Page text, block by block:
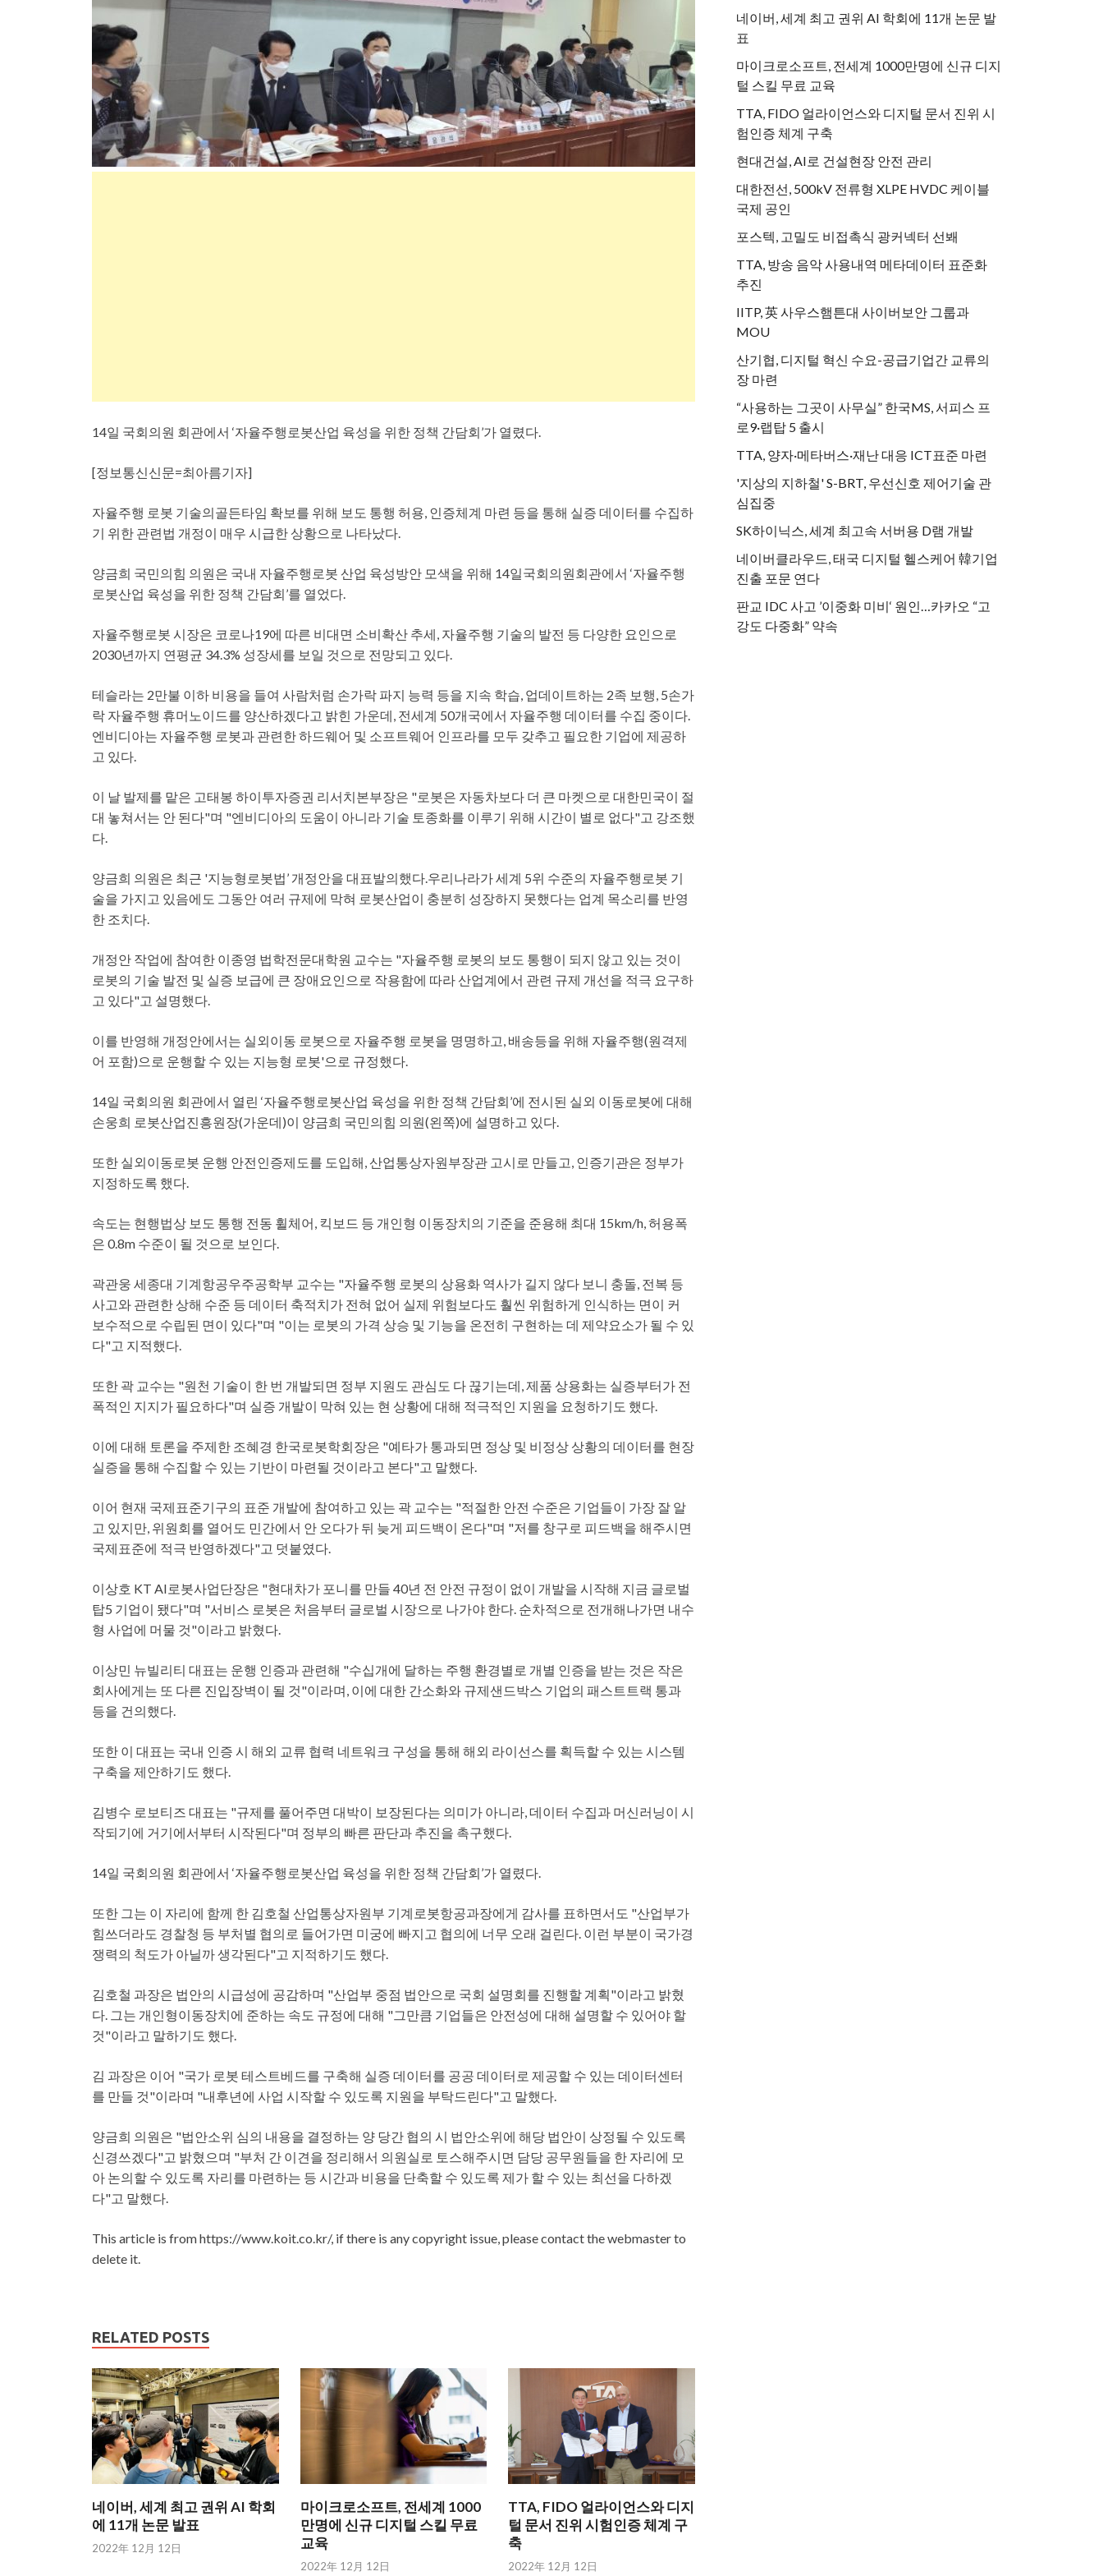
14일 국회의원 회관에서 ‘자율주행로봇산업 육성을 위한 정책 간담회’가 열렸다.
[정보통신신문=최아름기자]
자율주행 로봇 기술의골든타임 확보를 위해 보도 통행 허용, 인증체계 마련 등을 통해 실증 데이터를 수집하
기 위한 관련법 개정이 매우 시급한 상황으로 나타났다.
양금희 국민의힘 의원은 국내 자율주행로봇 산업 육성방안 모색을 위해 14일국회의원회관에서 ‘자율주행
로봇산업 육성을 위한 정책 간담회’를 열었다.
자율주행로봇 시장은 코로나19에 따른 비대면 소비확산 추세, 자율주행 기술의 발전 등 다양한 요인으로
2030년까지 연평균 34.3% 성장세를 보일 것으로 전망되고 있다.
테슬라는 2만불 이하 비용을 들여 사람처럼 손가락 파지 능력 등을 지속 학습, 업데이트하는 2족 보행, 5손가
락 자율주행 휴머노이드를 양산하겠다고 밝힌 가운데, 전세계 50개국에서 자율주행 데이터를 수집 중이다.
엔비디아는 자율주행 로봇과 관련한 하드웨어 및 소프트웨어 인프라를 모두 갖추고 필요한 기업에 제공하
고 있다.
이 날 발제를 맡은 고태봉 하이투자증권 리서치본부장은 "로봇은 자동차보다 더 큰 마켓으로 대한민국이 절
대 놓쳐서는 안 된다"며 "엔비디아의 도움이 아니라 기술 토종화를 이루기 위해 시간이 별로 없다"고 강조했
다.
양금희 의원은 최근 '지능형로봇법’ 개정안을 대표발의했다.우리나라가 세계 5위 수준의 자율주행로봇 기
술을 가지고 있음에도 그동안 여러 규제에 막혀 로봇산업이 충분히 성장하지 못했다는 업계 목소리를 반영
한 조치다.
개정안 작업에 참여한 이종영 법학전문대학원 교수는 "자율주행 로봇의 보도 통행이 되지 않고 있는 것이
로봇의 기술 발전 및 실증 보급에 큰 장애요인으로 작용함에 따라 산업계에서 관련 규제 개선을 적극 요구하
고 있다"고 설명했다.
이를 반영해 개정안에서는 실외이동 로봇으로 자율주행 로봇을 명명하고, 배송등을 위해 자율주행(원격제
어 포함)으로 운행할 수 있는 지능형 로봇'으로 규정했다.
14일 국회의원 회관에서 열린 ‘자율주행로봇산업 육성을 위한 정책 간담회’에 전시된 실외 이동로봇에 대해
손웅희 로봇산업진흥원장(가운데)이 양금희 국민의힘 의원(왼쪽)에 설명하고 있다.
또한 실외이동로봇 운행 안전인증제도를 도입해, 산업통상자원부장관 고시로 만들고, 인증기관은 정부가
지정하도록 했다.
속도는 현행법상 보도 통행 전동 휠체어, 킥보드 등 개인형 이동장치의 기준을 준용해 최대 15km/h, 허용폭
은 0.8m 수준이 될 것으로 보인다.
곽관웅 세종대 기계항공우주공학부 교수는 "자율주행 로봇의 상용화 역사가 길지 않다 보니 충돌, 전복 등
사고와 관련한 상해 수준 등 데이터 축적치가 전혀 없어 실제 위험보다도 훨씬 위험하게 인식하는 면이 커
보수적으로 수립된 면이 있다"며 "이는 로봇의 가격 상승 및 기능을 온전히 구현하는 데 제약요소가 될 수 있
다"고 지적했다.
또한 곽 교수는 "원천 기술이 한 번 개발되면 정부 지원도 관심도 다 끊기는데, 제품 상용화는 실증부터가 전
폭적인 지지가 필요하다"며 실증 개발이 막혀 있는 현 상황에 대해 적극적인 지원을 요청하기도 했다.
이에 대해 토론을 주제한 조혜경 한국로봇학회장은 "예타가 통과되면 정상 및 비정상 상황의 데이터를 현장
실증을 통해 수집할 수 있는 기반이 마련될 것이라고 본다"고 말했다.
이어 현재 국제표준기구의 표준 개발에 참여하고 있는 곽 교수는 "적절한 안전 수준은 기업들이 가장 잘 알
고 있지만, 위원회를 열어도 민간에서 안 오다가 뒤 늦게 피드백이 온다"며 "저를 창구로 피드백을 해주시면
국제표준에 적극 반영하겠다"고 덧붙였다.
이상호 KT AI로봇사업단장은 "현대차가 포니를 만들 40년 전 안전 규정이 없이 개발을 시작해 지금 글로벌
탑5 기업이 됐다"며 "서비스 로봇은 처음부터 글로벌 시장으로 나가야 한다. 순차적으로 전개해나가면 내수
형 사업에 머물 것"이라고 밝혔다.
이상민 뉴빌리티 대표는 운행 인증과 관련해 "수십개에 달하는 주행 환경별로 개별 인증을 받는 것은 작은
회사에게는 또 다른 진입장벽이 될 것"이라며, 이에 대한 간소화와 규제샌드박스 기업의 패스트트랙 통과
등을 건의했다.
또한 이 대표는 국내 인증 시 해외 교류 협력 네트워크 구성을 통해 해외 라이선스를 획득할 수 있는 시스템
구축을 제안하기도 했다.
김병수 로보티즈 대표는 "규제를 풀어주면 대박이 보장된다는 의미가 아니라, 데이터 수집과 머신러닝이 시
작되기에 거기에서부터 시작된다"며 정부의 빠른 판단과 추진을 촉구했다.
14일 국회의원 회관에서 ‘자율주행로봇산업 육성을 위한 정책 간담회’가 열렸다.
또한 그는 이 자리에 함께 한 김호철 산업통상자원부 기계로봇항공과장에게 감사를 표하면서도 "산업부가
힘쓰더라도 경찰청 등 부처별 협의로 들어가면 미궁에 빠지고 협의에 너무 오래 걸린다. 이런 부분이 국가경
쟁력의 척도가 아닐까 생각된다"고 지적하기도 했다.
김호철 과장은 법안의 시급성에 공감하며 "산업부 중점 법안으로 국회 설명회를 진행할 계획"이라고 밝혔
다. 그는 개인형이동장치에 준하는 속도 규정에 대해 "그만큼 기업들은 안전성에 대해 설명할 수 있어야 할
것"이라고 말하기도 했다.
김 과장은 이어 "국가 로봇 테스트베드를 구축해 실증 데이터를 공공 데이터로 제공할 수 있는 데이터센터
를 만들 것"이라며 "내후년에 사업 시작할 수 있도록 지원을 부탁드린다"고 말했다.
양금희 의원은 "법안소위 심의 내용을 결정하는 양 당간 협의 시 법안소위에 해당 법안이 상정될 수 있도록
신경쓰겠다"고 밝혔으며 "부처 간 이견을 정리해서 의원실로 토스해주시면 담당 공무원들을 한 자리에 모
아 논의할 수 있도록 자리를 마련하는 등 시간과 비용을 단축할 수 있도록 제가 할 수 있는 최선을 다하겠
다"고 말했다.
This article is from https://www.koit.co.kr/, if there is any copyright issue, please contact the webmaster to
delete it.
RELATED POSTS
네이버, 세계 최고 권위 AI 학회
에 11개 논문 발표
2022年 12月 12日
마이크로소프트, 전세계 1000
만명에 신규 디지털 스킬 무료
교육
2022年 12月 12日
TTA, FIDO 얼라이언스와 디지
털 문서 진위 시험인증 체계 구
축
2022年 12月 12日
네이버, 세계 최고 권위 AI 학회에 11개 논문 발
표
마이크로소프트, 전세계 1000만명에 신규 디지
털 스킬 무료 교육
TTA, FIDO 얼라이언스와 디지털 문서 진위 시
험인증 체계 구축
현대건설, AI로 건설현장 안전 관리
대한전선, 500kV 전류형 XLPE HVDC 케이블
국제 공인
포스텍, 고밀도 비접촉식 광커넥터 선봬
TTA, 방송 음악 사용내역 메타데이터 표준화
추진
IITP, 英 사우스햄튼대 사이버보안 그룹과
MOU
산기협, 디지털 혁신 수요-공급기업간 교류의
장 마련
“사용하는 그곳이 사무실” 한국MS, 서피스 프
로9·랩탑 5 출시
TTA, 양자·메타버스·재난 대응 ICT표준 마련
'지상의 지하철' S-BRT, 우선신호 제어기술 관
심집중
SK하이닉스, 세계 최고속 서버용 D램 개발
네이버클라우드, 태국 디지털 헬스케어 韓기업
진출 포문 연다
판교 IDC 사고 ’이중화 미비‘ 원인…카카오 “고
강도 다중화” 약속